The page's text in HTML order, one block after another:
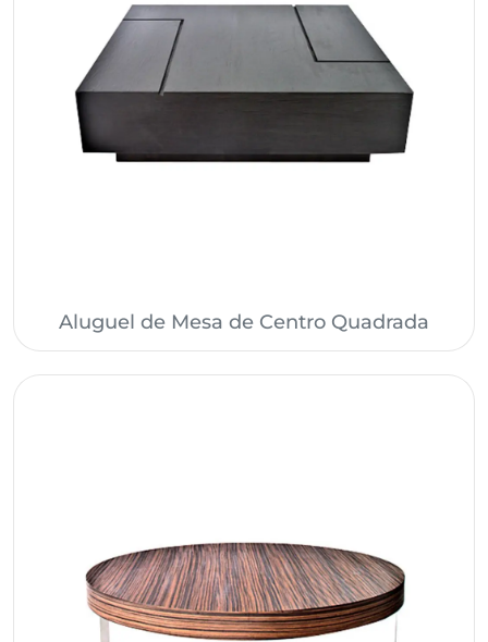
Aluguel de Mesa de Centro Quadrada